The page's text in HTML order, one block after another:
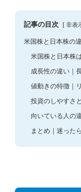
記事の目次 非表
米国株と日本株の
米国株と日本株
成長性の違い｜
値動きの特徴｜
投資のしやすさ
向いている人の
まとめ｜迷った